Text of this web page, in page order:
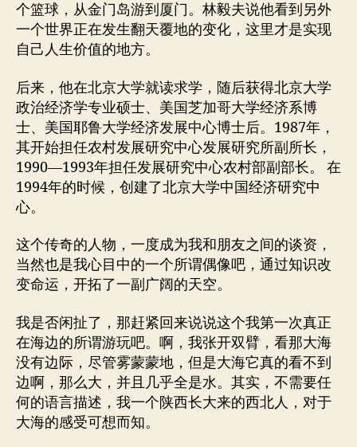
个篮球，从金门岛游到厦门。林毅夫说他看到另外
一个世界正在发生翻天覆地的变化，这里才是实现
自己人生价值的地方。
后来，他在北京大学就读求学，随后获得北京大学
政治经济学专业硕士、美国芝加哥大学经济系博
士、美国耶鲁大学经济发展中心博士后。1987年，
其开始担任农村发展研究中心发展研究所副所长，
1990—1993年担任发展研究中心农村部副部长。 在
1994年的时候，创建了北京大学中国经济研究中
心。
这个传奇的人物，一度成为我和朋友之间的谈资，
当然也是我心目中的一个所谓偶像吧，通过知识改
变命运，开拓了一副广阔的天空。
我是否闲扯了，那赶紧回来说说这个我第一次真正
在海边的所谓游玩吧。啊，我张开双臂，看那大海
没有边际，尽管雾蒙蒙地，但是大海它真的看不到
边啊，那么大，并且几乎全是水。其实，不需要任
何的语言描述，我一个陕西长大来的西北人，对于
大海的感受可想而知。